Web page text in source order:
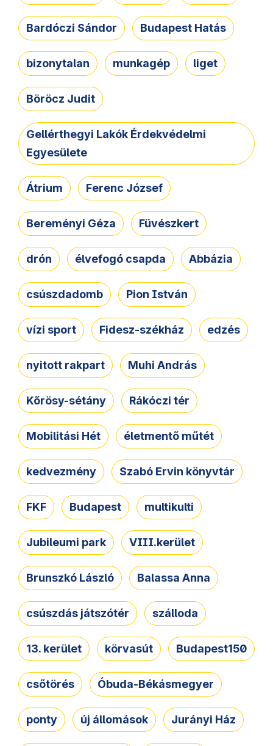
Bardóczi Sándor Budapest Hatás
bizonytalan munkagép liget
Böröcz Judit
Gellérthegyi Lakók Érdekvédelmi
Egyesülete
Átrium Ferenc József
Bereményi Géza Füvészkert
drón élvefogó csapda Abbázia
csúszdadomb Pion István
vízi sport Fidesz-székház edzés
nyitott rakpart Muhi András
Kőrösy-sétány Rákóczi tér
Mobilitási Hét életmentő műtét
kedvezmény Szabó Ervin könyvtár
FKF Budapest multikulti
Jubileumi park VIII.kerület
Brunszkó László Balassa Anna
csúszdás játszótér szálloda
13. kerület körvasút Budapest150
csőtörés Óbuda-Békásmegyer
ponty új állomások Jurányi Ház